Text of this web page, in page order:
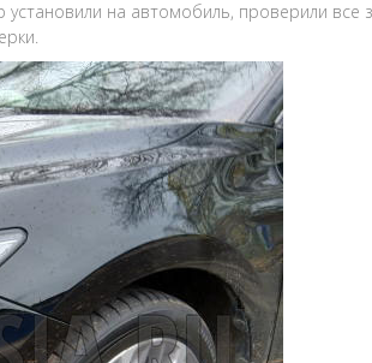
на автомобиль, проверили все